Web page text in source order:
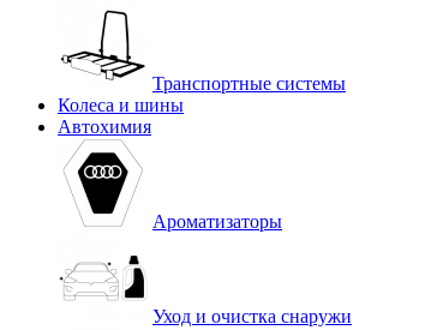
Транспортные системы
Колеса и шины
Автохимия
Ароматизаторы
Уход и очистка снаружи